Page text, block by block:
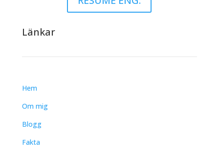
Länkar
Hem
Om mig
Blogg
Fakta